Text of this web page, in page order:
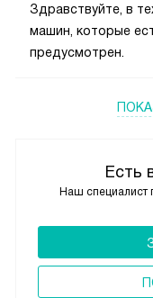
Есть
Наш специалист
Здравствуйте, в
машин, которые
предусмотрен.